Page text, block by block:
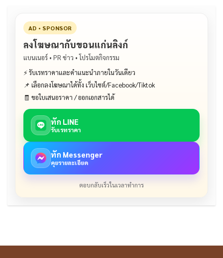
AD • SPONSOR
ลงโฆษณากับขอนแก่นลิงก์
แบนเนอร์ • PR ข่าว • โปรโมตกิจกรรม
⚡ รับเรทราคาและคำแนะนำภายในวันเดียว
📌 เลือกลงโฆษณาได้ทั้ง เว็บไซต์/Facebook/Tiktok
🧾 ขอใบเสนอราคา / ออกเอกสารได้
ทัก LINE
รับเรทราคา
ทัก Messenger
คุยรายละเอียด
ตอบกลับเร็วในเวลาทำการ